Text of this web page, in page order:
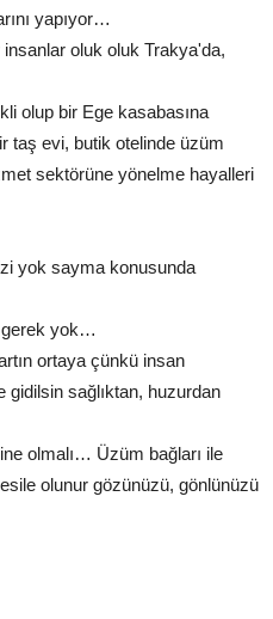
yapıyor…
oluk oluk Trakya'da,
olup bir Ege kasabasına
taş evi, butik otelinde üzüm
sektörüne yönelme hayalleri
yok sayma konusunda
gerek yok…
ortaya çünkü insan
gidilsin sağlıktan, huzurdan
olmalı… Üzüm bağları ile
olunur gözünüzü, gönlünüzü